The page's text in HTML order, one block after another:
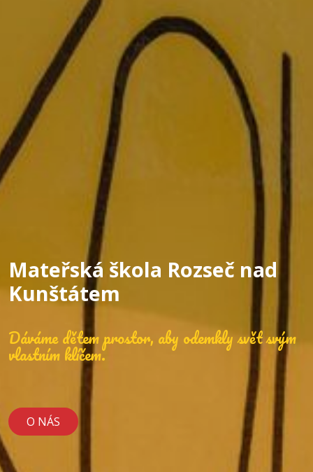
Mateřská škola Rozseč nad
Kunštátem
Dáváme dětem prostor, aby odemkly svět svým
vlastním klíčem.
O NÁS